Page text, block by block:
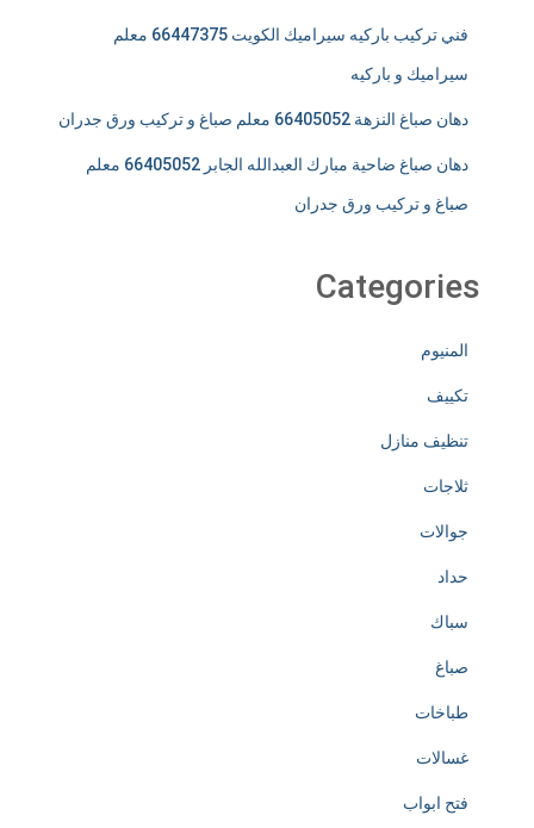
فني تركيب باركيه سيراميك الكويت 66447375 معلم
سيراميك و باركيه
دهان صباغ النزهة 66405052 معلم صباغ و تركيب ورق جدران
دهان صباغ ضاحية مبارك العبدالله الجابر 66405052 معلم
صباغ و تركيب ورق جدران
Categories
المنيوم
تكييف
تنظيف منازل
ثلاجات
جوالات
حداد
سباك
صباغ
طباخات
غسالات
فتح ابواب